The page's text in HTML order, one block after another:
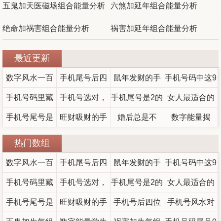
五鬼加天医磁场组合能量分析 六煞加延年组合能量分析
绝命加祸害组合能量分析 祸害加延年组合能量分析
最近更新
数字风水一百
分大吉号码
手机尾号后四
位看穷富，数
字能量真的会
影响财运吗？
鼠年发财的手
机尾号——数
字不是命，但
手机号码中这9
类数字组合要
注意，小心破
手机号码里藏
着负能量？这
里有5种凶星磁
场的破解方法
手机号选对，
财运加倍？6组
旺财磁场组合
手机尾号是2的
人运势如何？
来横财吗？
女人最适合的
手机号码组
学解析婚姻与
财运密码
手机号尾号是
18好不好？五
鬼磁场影响全
旺财吸财的手
机号码组合有
哪些？收财磁
场全面解读与
推荐
婚后总是不
的手机号码
数字能量揭
码中的“5”藏着
哪些破财或好
运信号？
热门数组
数字风水一百
分大吉号码
手机尾号后四
位看穷富，数
字能量真的会
鼠年发财的手
机尾号——数
字不是命，但
手机号码中这9
类数字组合要
注意，小心破
手机号码里藏
着负能量？这
手机号选对，
财运加倍？6组
手机尾号是2的
人运势如何？
女人最适合的
手机号码组
手机号尾号是 旺财吸财的手 手机号后四位 手机号风水对